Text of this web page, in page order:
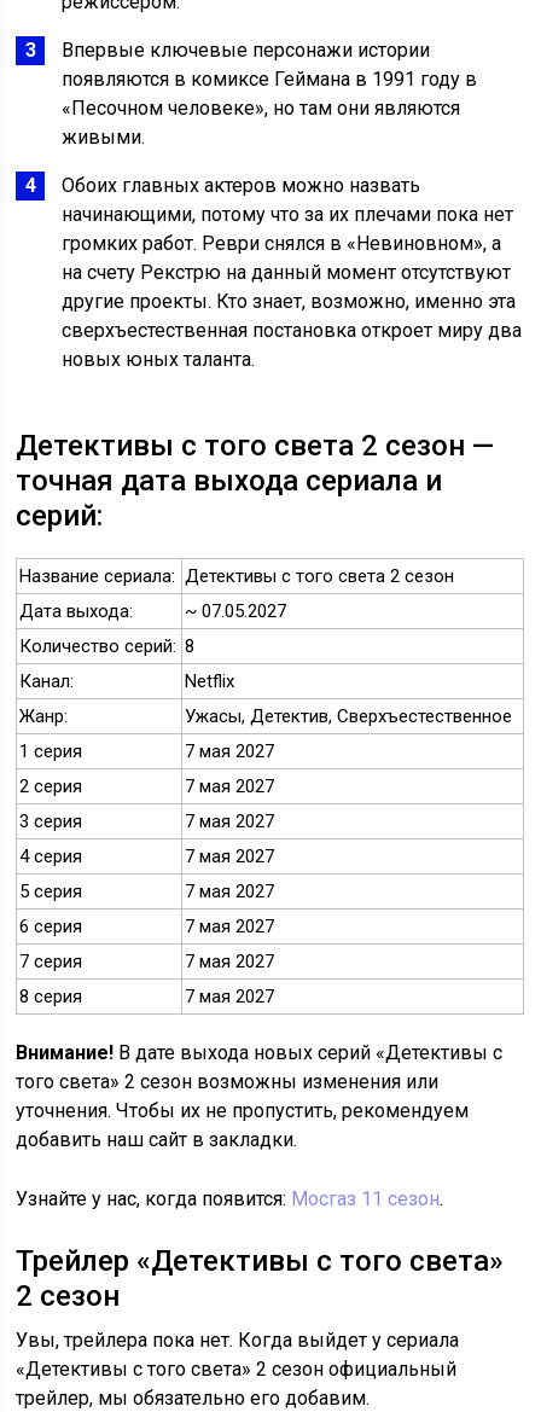
Впервые ключевые персонажи истории
появляются в комиксе Геймана в 1991 году в
«Песочном человеке», но там они являются
живыми.
Обоих главных актеров можно назвать
начинающими, потому что за их плечами пока нет
громких работ. Реври снялся в «Невиновном», а
на счету Рекстрю на данный момент отсутствуют
другие проекты. Кто знает, возможно, именно эта
сверхъестественная постановка откроет миру два
новых юных таланта.
Детективы с того света 2 сезон —
точная дата выхода сериала и
серий:
Название сериала: Детективы с того света 2 сезон
Дата выхода:
~ 07.05.2027
Количество серий: 8
Канал:
Netflix
Жанр:
Ужасы, Детектив, Сверхъестественное
1 серия
7 мая 2027
2 серия
7 мая 2027
3 серия
7 мая 2027
4 серия
7 мая 2027
5 серия
7 мая 2027
6 серия
7 мая 2027
7 серия
7 мая 2027
8 серия
7 мая 2027
Внимание! В дате выхода новых серий «Детективы с
того света» 2 сезон возможны изменения или
уточнения. Чтобы их не пропустить, рекомендуем
добавить наш сайт в закладки.
Узнайте у нас, когда появится: Мосгаз 11 сезон.
Трейлер «Детективы с того света»
2 сезон
Увы, трейлера пока нет. Когда выйдет у сериала
«Детективы с того света» 2 сезон официальный
трейлер, мы обязательно его добавим.